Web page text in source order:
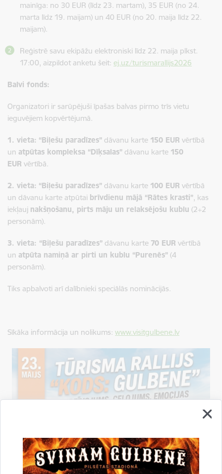
mainīga: no 30 EUR (līdz 23. martam), 35 EUR (no 24.
marta līdz 19. maijam) un 40 EUR (no 20. maija līdz 22.
maijam).
Reģistrē savu ekipāžu elektroniski līdz 22. maija plkst.
17:00, aizpildot anketu šeit: ej.uz/turismarallijs2026
Balvi fonds:
Organizatori ir sarūpējuši īpašas balvas pirmo trīs vietu
ieguvējiem kopvērtējumā.
1. vieta: “Biļešu paradīzes” dāvanu karte 150 EUR vērtībā
un atpūtas kompleksa “Dīķsalas” dāvanu karte 150
EUR vērtībā.
2. vieta: “Biļešu paradīzes” dāvanu karte 100 EUR vērtībā
un dāvanu karte atpūtai brīvdienu mājā “Rātes krasti”, kas
iekļauj nakšņošanu, pirts māju un relaksējošu kublu (2+2
personām).
3. vieta: “Biļešu paradīzes” dāvanu karte 70 EUR vērtībā
un atpūta namiņā ar pirti un kublu “Purenēs” (4
personām).
Tiks apbalvoti arī dalībnieki speciālās nominācijās.
Sīkāka informācija un nolikums: www.visitgulbene.lv